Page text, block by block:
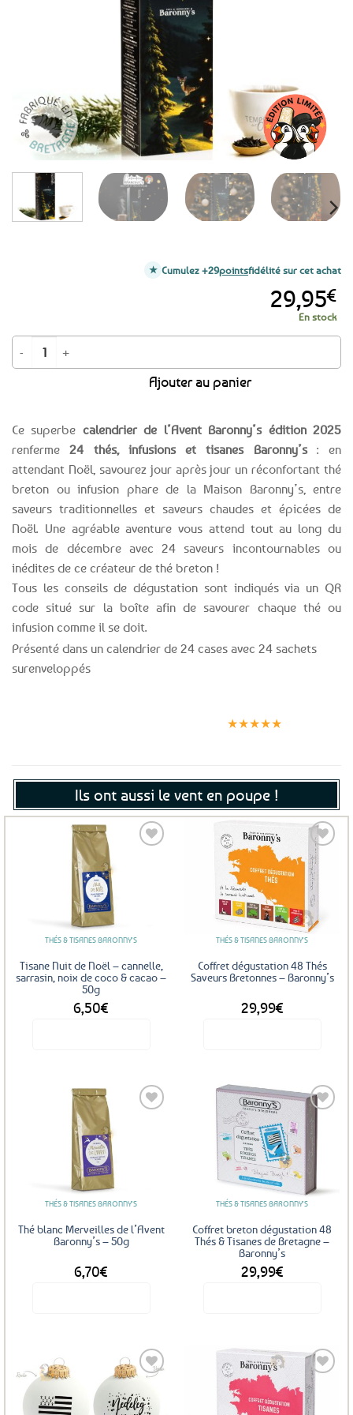
Ce superbe calendrier de l’Avent Baronny’s édition 2025
renferme24 thés, infusions et tisanes Baronny’s: en
attendant Noël, savourez jour après jour un réconfortant thé
breton ou infusion phare de la Maison Baronny’s, entre
saveurs traditionnelles et saveurs chaudes et épicées de
Noël. Une agréable aventure vous attend tout au long du
mois de décembre avec 24 saveurs incontournables ou
inédites de ce créateur de thé breton !
Tous les conseils de dégustation sont indiqués via un QR
code situé sur la boîte afin de savourer chaque thé ou
infusion comme il se doit.
Présenté dans un calendrier de 24 cases avec 24 sachets
surenveloppés
29,95€
En stock
quantité de Calendrier de l'Avent thés et tisanes Baronny's – 24 sachets
Ajouter au panier
Cumulez +29pointsfidélité sur cet achat
★★★★★
Ils ont aussi le vent en poupe !
THÉS & TISANES BARONNY'S
Tisane Nuit de Noël – cannelle,
sarrasin, noix de coco & cacao –
50g
6,50€
Ajouter
aux
favoris
THÉS & TISANES BARONNY'S
Coffret dégustation 48 Thés
Saveurs Bretonnes – Baronny’s
29,99€
THÉS & TISANES BARONNY'S
Thé blanc Merveilles de l’Avent
Baronny’s – 50g
6,70€
aux
favoris
THÉS & TISANES BARONNY'S
Coffret breton dégustation 48
Thés & Tisanes de Bretagne –
Baronny’s
29,99€
Ajouter